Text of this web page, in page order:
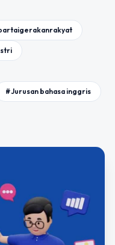
#Jurusan bahasa inggris